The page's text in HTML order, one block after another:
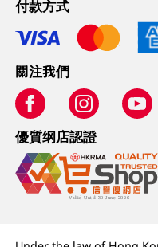
付款方式
關注我們
優質纲店認證